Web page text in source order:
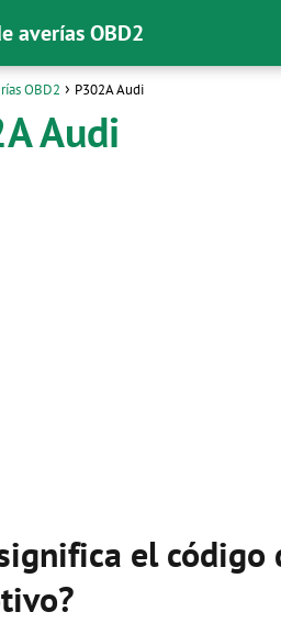
averías OBD2
OBD2 P302A Audi
Audi
el código